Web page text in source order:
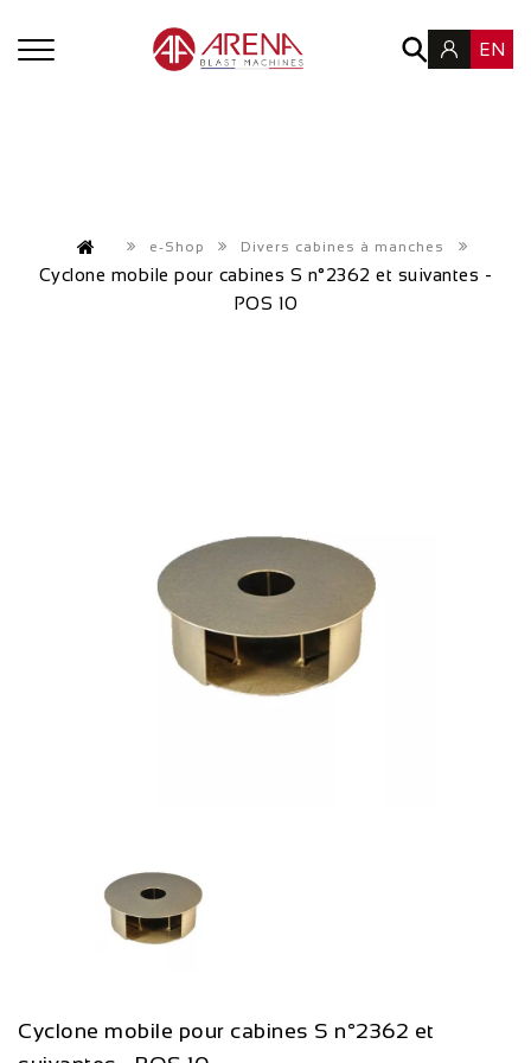
EN
e-Shop Divers cabines à manches
Cyclone mobile pour cabines S n°2362 et suivantes -
POS 10
Cyclone mobile pour cabines S n°2362 et